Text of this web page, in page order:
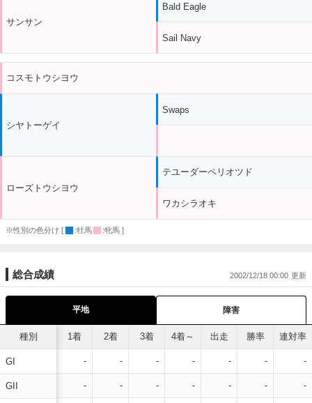
サンサン
Bald Eagle
Sail Navy
コスモトウシヨウ
シヤトーゲイ
ローズトウシヨウ
Swaps
テユーダーペリオツド
ワカシラオキ
※性別の色分け [ :牡馬 :牝馬 ]
総合成績 2002/12/18 00:00
平地 障害
種別
GI
GII
1着 2着 3着 4着～ 出走 勝率 連対率
- - - - - - -
- - - - - - -